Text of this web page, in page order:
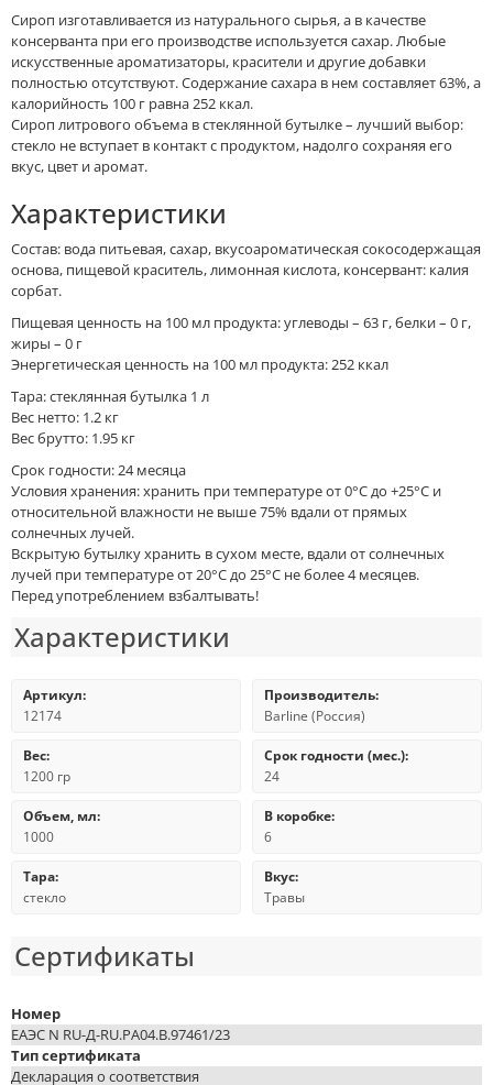
Сироп изготавливается из натурального сырья, а в качестве
консерванта при его производстве используется сахар. Любые
искусственные ароматизаторы, красители и другие добавки
полностью отсутствуют. Содержание сахара в нем составляет 63%, а
калорийность 100 г равна 252 ккал.
Сироп литрового объема в стеклянной бутылке – лучший выбор:
стекло не вступает в контакт с продуктом, надолго сохраняя его
вкус, цвет и аромат.
Характеристики
Состав: вода питьевая, сахар, вкусоароматическая сокосодержащая
основа, пищевой краситель, лимонная кислота, консервант: калия
сорбат.
Пищевая ценность на 100 мл продукта: углеводы – 63 г, белки – 0 г,
жиры – 0 г
Энергетическая ценность на 100 мл продукта: 252 ккал
Тара: стеклянная бутылка 1 л
Вес нетто: 1.2 кг
Вес брутто: 1.95 кг
Срок годности: 24 месяца
Условия хранения: хранить при температуре от 0°С до +25°С и
относительной влажности не выше 75% вдали от прямых
солнечных лучей.
Вскрытую бутылку хранить в сухом месте, вдали от солнечных
лучей при температуре от 20°С до 25°С не более 4 месяцев.
Перед употреблением взбалтывать!
Характеристики
Артикул:
12174
Производитель:
Barline (Россия)
Вес:
1200 гр
Срок годности (мес.):
24
Объем, мл:
1000
В коробке:
6
Тара:
стекло
Вкус:
Травы
Сертификаты
Номер
ЕАЭС N RU-Д-RU.РА04.В.97461/23
Тип сертификата
Декларация о соответствия